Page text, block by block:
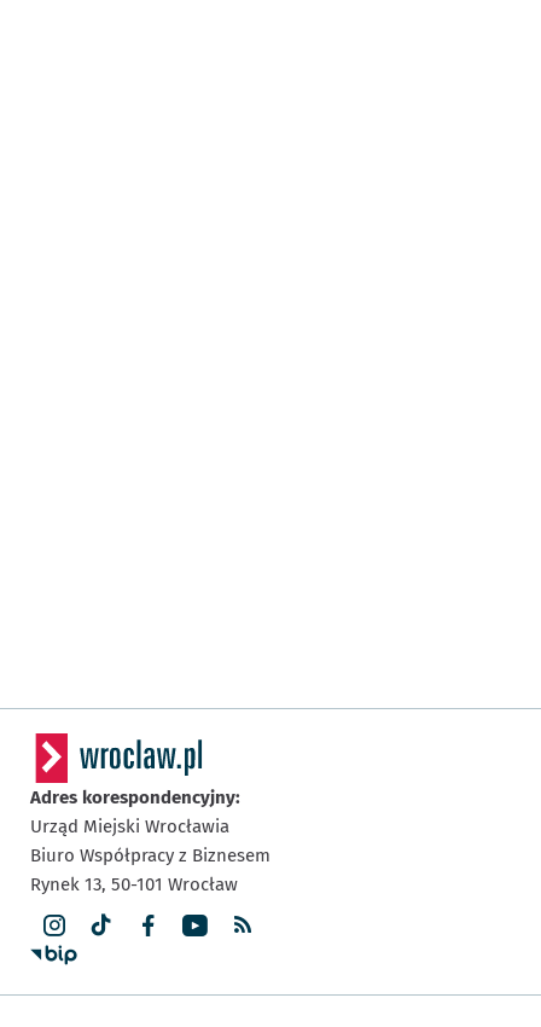
Adres korespondencyjny:
Urząd Miejski Wrocławia
Biuro Współpracy z Biznesem
Rynek 13, 50-101 Wrocław